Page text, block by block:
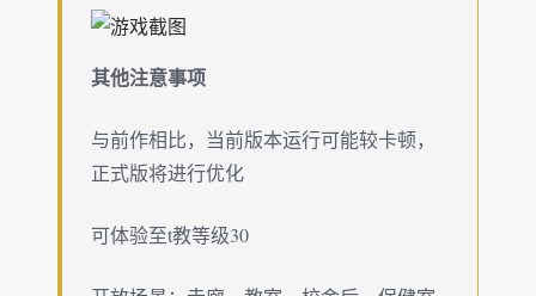
其他注意事项
与前作相比，当前版本运行可能较卡顿，
正式版将进行优化
可体验至t教等级30